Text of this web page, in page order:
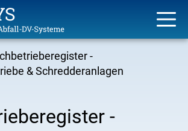
-
& Schredderanlagen
-